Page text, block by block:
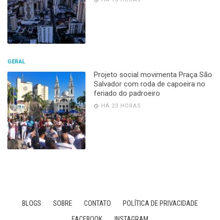
GERAL
Projeto social movimenta Praça São
Salvador com roda de capoeira no
feriado do padroeiro
HÁ 23 HORAS
BLOGS SOBRE CONTATO
POLÍTICA DE PRIVACIDADE